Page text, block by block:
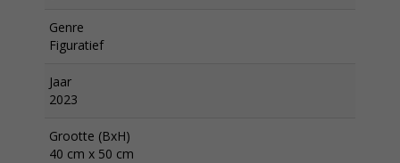
Genre
Figuratief
Jaar
2023
Grootte (BxH)
40 cm x 50 cm